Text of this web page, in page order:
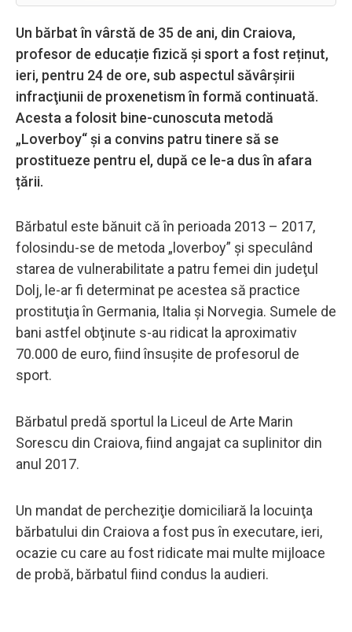
Un bărbat în vârstă de 35 de ani, din Craiova,
profesor de educație fizică și sport a fost reținut,
ieri, pentru 24 de ore, sub aspectul săvârşirii
infracţiunii de proxenetism în formă continuată.
Acesta a folosit bine-cunoscuta metodă
„Loverboy“ și a convins patru tinere să se
prostitueze pentru el, după ce le-a dus în afara
țării.
Bărbatul este bănuit că în perioada 2013 – 2017,
folosindu-se de metoda „loverboy” şi speculând
starea de vulnerabilitate a patru femei din judeţul
Dolj, le-ar fi determinat pe acestea să practice
prostituţia în Germania, Italia şi Norvegia. Sumele de
bani astfel obţinute s-au ridicat la aproximativ
70.000 de euro, fiind însușite de profesorul de
sport.
Bărbatul predă sportul la Liceul de Arte Marin
Sorescu din Craiova, fiind angajat ca suplinitor din
anul 2017.
Un mandat de percheziţie domiciliară la locuinţa
bărbatului din Craiova a fost pus în executare, ieri,
ocazie cu care au fost ridicate mai multe mijloace
de probă, bărbatul fiind condus la audieri.